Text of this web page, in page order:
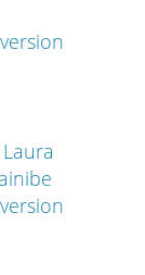
version
version